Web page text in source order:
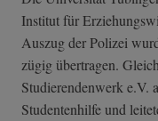
Institut für
Auszug der Polizei
zügig übertragen.
Studierendenwerk e.V.
Studentenhilfe und